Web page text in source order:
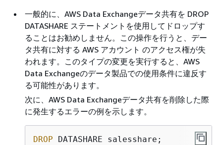
一般的に、AWS Data Exchangeデータ共有を DROP
DATASHARE ステートメントを使用してドロップす
ることはお勧めしません。この操作を行うと、デー
タ共有に対する AWS アカウント のアクセス権が失
われます。このタイプの変更を実行すると、AWS
Data Exchangeのデータ製品での使用条件に違反す
る可能性があります。
次に、AWS Data Exchangeデータ共有を削除した際
に発生するエラーの例を示します。
DROP